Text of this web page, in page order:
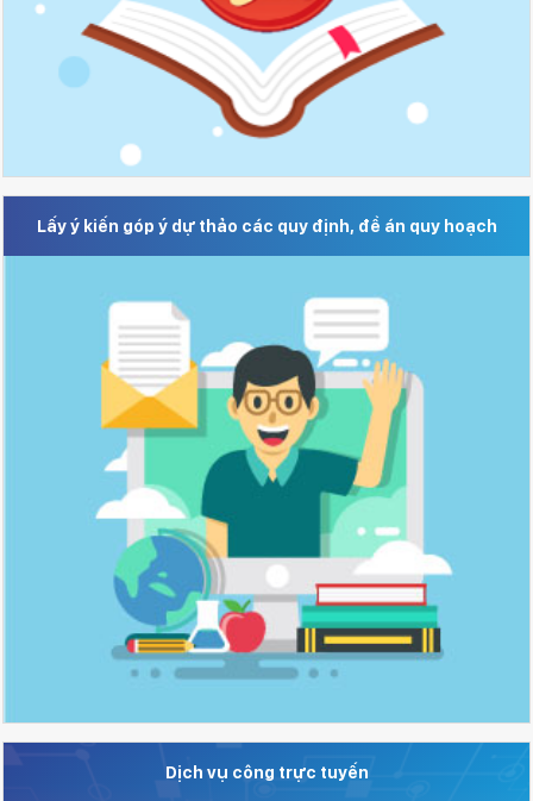
Lấy ý kiến góp ý dự thảo các quy định, đề án quy hoạch
Dịch vụ công trực tuyến